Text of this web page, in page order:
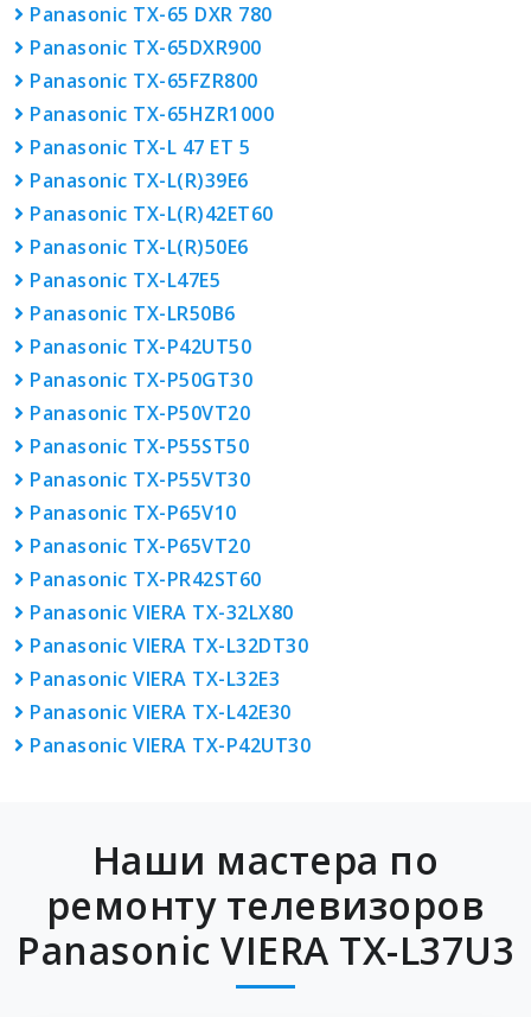
Panasonic TX-65 DXR 780
Panasonic TX-65DXR900
Panasonic TX-65FZR800
Panasonic TX-65HZR1000
Panasonic TX-L 47 ET 5
Panasonic TX-L(R)39E6
Panasonic TX-L(R)42ET60
Panasonic TX-L(R)50E6
Panasonic TX-L47E5
Panasonic TX-LR50B6
Panasonic TX-P42UT50
Panasonic TX-P50GT30
Panasonic TX-P50VT20
Panasonic TX-P55ST50
Panasonic TX-P55VT30
Panasonic TX-P65V10
Panasonic TX-P65VT20
Panasonic TX-PR42ST60
Panasonic VIERA TX-32LX80
Panasonic VIERA TX-L32DT30
Panasonic VIERA TX-L32E3
Panasonic VIERA TX-L42E30
Panasonic VIERA TX-P42UT30
Наши мастера по
ремонту телевизоров
Panasonic VIERA TX-L37U3